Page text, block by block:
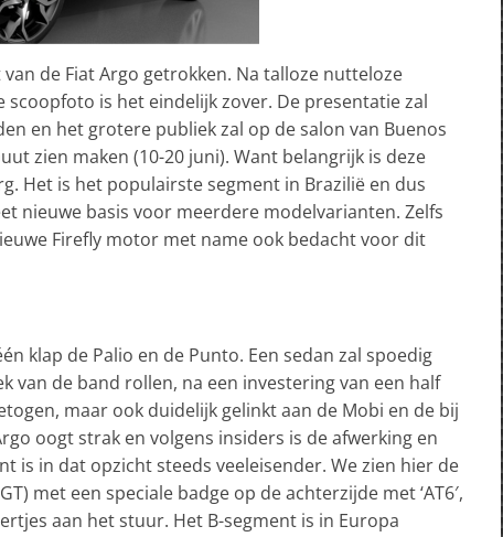
de Fiat Argo getrokken. Na talloze nutteloze
is het eindelijk zover. De presentatie zal
en het grotere publiek zal op de salon van Buenos
zien maken (10-20 juni). Want belangrijk is deze
Het is het populairste segment in Brazilië en dus
nieuwe basis voor meerdere modelvarianten. Zelfs
Firefly motor met name ook bedacht voor dit
klap de Palio en de Punto. Een sedan zal spoedig
van de band rollen, na een investering van een half
maar ook duidelijk gelinkt aan de Mobi en de bij
oogt strak en volgens insiders is de afwerking en
is in dat opzicht steeds veeleisender. We zien hier de
met een speciale badge op de achterzijde met ‘AT6′,
aan het stuur. Het B-segment is in Europa